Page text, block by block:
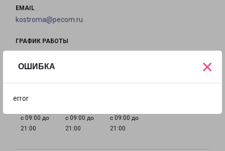
ОШИБКА
error
×
EMAIL
kostroma@pecom.ru
ГРАФИК РАБОТЫ
21:00
21:00
21:00
21:00
с 09:00 до
21:00
с 09:00 до
21:00
с 09:00 до
21:00